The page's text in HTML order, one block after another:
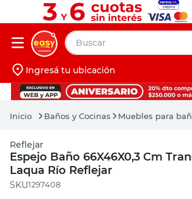
Buscar
Iniciá sesión
Ingresá tu ubicación
Baños y Cocinas Muebles para
Reflejar
Espejo Baño 66X46X0,3 Cm
Laqua Río Reflejar
:1297408
muebles
pintura
escritorio
puertas
placard